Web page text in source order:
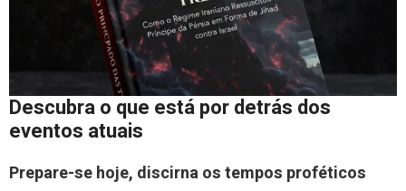
Descubra o que está por detrás dos
eventos atuais
Prepare-se hoje, discirna os tempos proféticos